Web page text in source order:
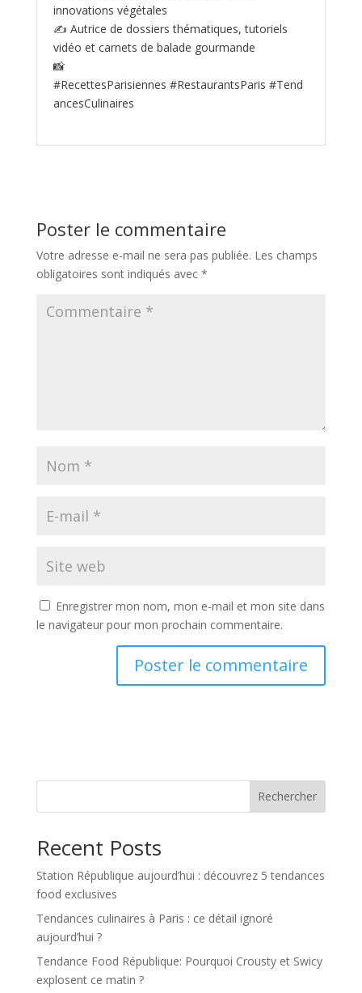
innovations végétales
✍️ Autrice de dossiers thématiques, tutoriels
vidéo et carnets de balade gourmande
📸
#RecettesParisiennes #RestaurantsParis #Tend
ancesCulinaires
Poster le commentaire
Votre adresse e-mail ne sera pas publiée. Les champs
obligatoires sont indiqués avec *
Enregistrer mon nom, mon e-mail et mon site dans
le navigateur pour mon prochain commentaire.
Rechercher
Recent Posts
Station République aujourd’hui : découvrez 5 tendances
food exclusives
Tendances culinaires à Paris : ce détail ignoré
aujourd’hui ?
Tendance Food République: Pourquoi Crousty et Swicy
explosent ce matin ?